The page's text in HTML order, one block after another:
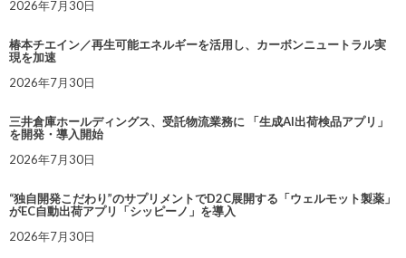
2026年7月30日
椿本チエイン／再生可能エネルギーを活用し、カーボンニュートラル実
現を加速
2026年7月30日
三井倉庫ホールディングス、受託物流業務に 「生成AI出荷検品アプリ」
を開発・導入開始
2026年7月30日
“独自開発こだわり”のサプリメントでD2C展開する「ウェルモット製薬」
がEC自動出荷アプリ「シッピーノ」を導入
2026年7月30日